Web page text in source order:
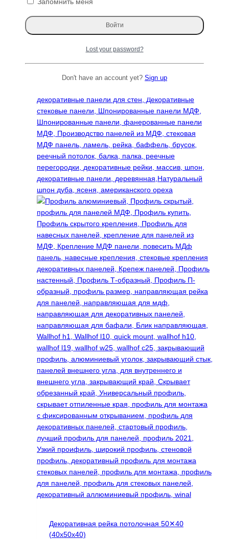
Декоративная рейка потолочная 40✕60
Декоративная рейка потолочная 50✕40
(40х50х40)
Lost your password?
Don't have an account yet? Sign up